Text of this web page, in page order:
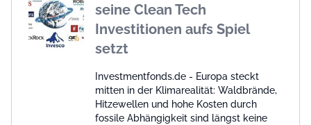
seine Clean Tech
Investitionen aufs Spiel
setzt
Investmentfonds.de - Europa steckt
mitten in der Klimarealität: Waldbrände,
Hitzewellen und hohe Kosten durch
fossile Abhängigkeit sind längst keine